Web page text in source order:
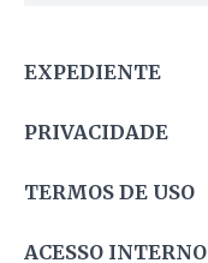
EXPEDIENTE
PRIVACIDADE
TERMOS DE USO
ACESSO INTERNO